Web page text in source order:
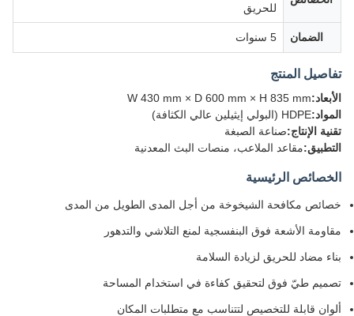
للحريق
الضمان 5 سنوات
تفاصيل المنتج
الأبعاد:W 430 mm × D 600 mm × H 835 mm
المواد:HDPE (البولي إيثيلين عالي الكثافة)
تقنية الإنتاج:صناعة الصبغة
التطبيق:مقاعد الملاعب، منصات البث المعدنية
الخصائص الرئيسية
خصائص مكافحة الشيخوخة من أجل المدى الطويل من المدى
مقاومة الأشعة فوق البنفسجية لمنع التلاشي والتدهور
بناء مضاد للحريق لزيادة السلامة
تصميم طيّ فوق لتحقيق كفاءة في استخدام المساحة
ألوان قابلة للتخصيص لتتناسب مع متطلبات المكان